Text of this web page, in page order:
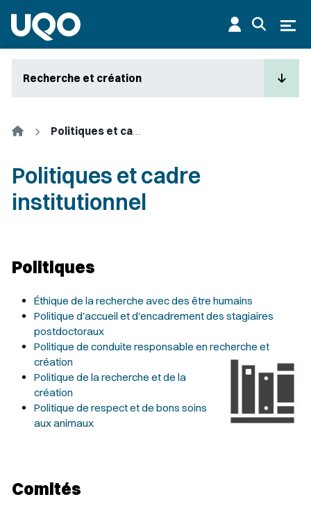
Recherche et création
Accueil Politiques et cadre institutionnel
Politiques et cadre
institutionnel
Politiques
Éthique de la recherche avec des être humains
Politique d'accueil et d'encadrement des stagiaires
postdoctoraux
Politique de conduite responsable en recherche et
création
Politique de la recherche et de la
création
Politique de respect et de bons soins
aux animaux
Comités